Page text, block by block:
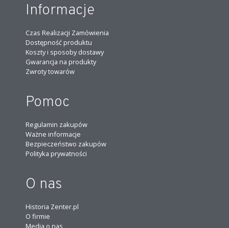
Informacje
Czas Realizacji Zamówienia
Dostępność produktu
Koszty i sposoby dostawy
Gwarancja na produkty
Zwroty towarów
Pomoc
Regulamin zakupów
Ważne informacje
Bezpieczeństwo zakupów
Polityka prywatności
O nas
Historia Zenter.pl
O firmie
Media o nas